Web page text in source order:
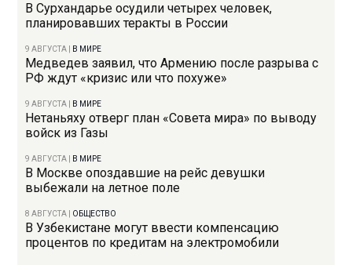
В Сурхандарье осудили четырех человек,
планировавших теракты в России
9 АВГУСТА В МИРЕ
Медведев заявил, что Армению после разрыва с
РФ ждут «кризис или что похуже»
9 АВГУСТА В МИРЕ
Нетаньяху отверг план «Совета мира» по выводу
войск из Газы
9 АВГУСТА В МИРЕ
В Москве опоздавшие на рейс девушки
выбежали на летное поле
8 АВГУСТА ОБЩЕСТВО
В Узбекистане могут ввести компенсацию
процентов по кредитам на электромобили